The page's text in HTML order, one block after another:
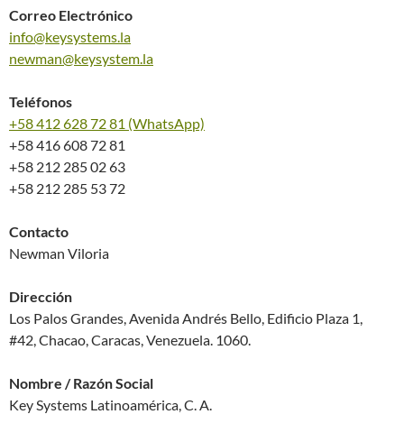
Correo Electrónico
info@keysystems.la
newman@keysystem.la
Teléfonos
+58 412 628 72 81 (WhatsApp)
+58 416 608 72 81
+58 212 285 02 63
+58 212 285 53 72
Contacto
Newman Viloria
Dirección
Los Palos Grandes, Avenida Andrés Bello, Edificio Plaza 1,
#42, Chacao, Caracas, Venezuela. 1060.
Nombre / Razón Social
Key Systems Latinoamérica, C. A.